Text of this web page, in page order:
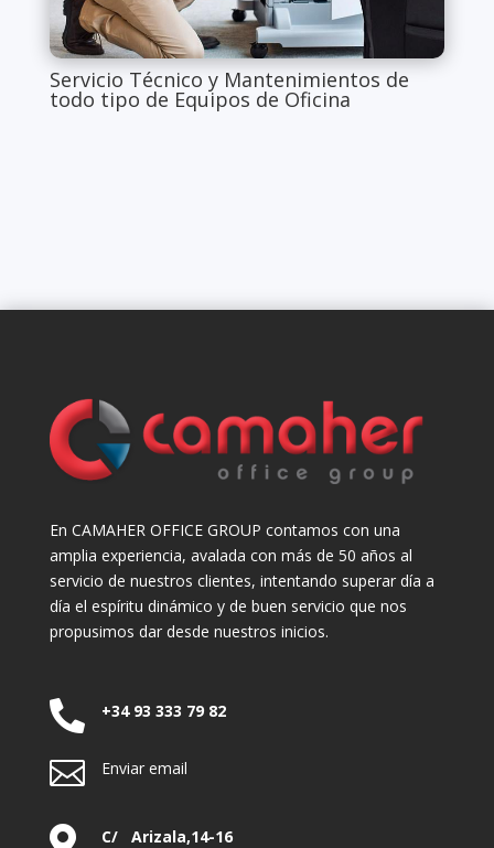
Servicio Técnico y Mantenimientos de
todo tipo de Equipos de Oficina
En CAMAHER OFFICE GROUP contamos con una
amplia experiencia, avalada con más de 50 años al
servicio de nuestros clientes, intentando superar día a
día el espíritu dinámico y de buen servicio que nos
propusimos dar desde nuestros inicios.
 +34 93 333 79 82
 Enviar email
C/ Arizala,14-16